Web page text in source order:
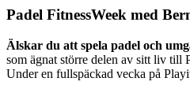
Padel FitnessWeek med
Älskar du att spela padel och
som ägnat större delen av sitt liv till
Under en fullspäckad vecka på